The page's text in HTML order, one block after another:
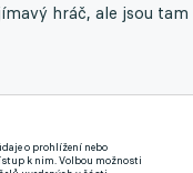
hráč, ale jsou tam
s tím, že David
Pracujeme na
o prohlížení nebo
k nim. Volbou možnosti